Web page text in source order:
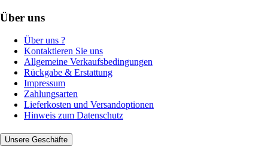
Über uns
Über uns ?
Kontaktieren Sie uns
Allgemeine Verkaufsbedingungen
Rückgabe & Erstattung
Impressum
Zahlungsarten
Lieferkosten und Versandoptionen
Hinweis zum Datenschutz
Unsere Geschäfte